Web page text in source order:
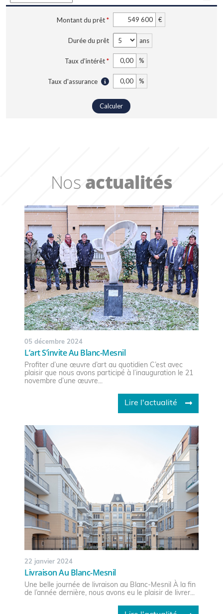
Nos actualités
05 décembre 2024
L’art S’invite Au Blanc-Mesnil
Profiter d’une œuvre d’art au quotidien C’est avec
plaisir que nous avons participé à l’inauguration le 21
novembre d’une œuvre...
Lire l'actualité
22 janvier 2024
Livraison Au Blanc-Mesnil
Une belle journée de livraison au Blanc-Mesnil À la fin
de l’année dernière, nous avons eu le plaisir de livrer...